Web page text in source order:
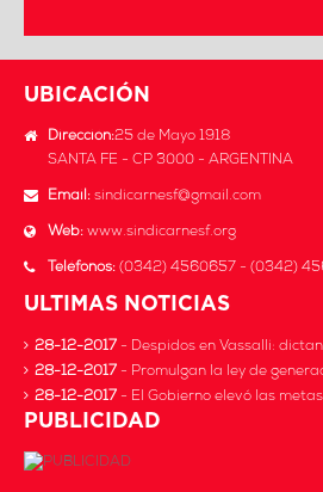
UBICACIÓN
Dirección:25 de Mayo 1918
SANTA FE - CP 3000 - ARGENTINA
Email: sindicarnesf@gmail.com
Web: www.sindicarnesf.org
Teléfonos: (0342) 4560657 - (0342)
ULTIMAS NOTICIAS
28-12-2017 - Despidos en Vassalli:
28-12-2017 - Promulgan la ley de
28-12-2017 - El Gobierno elevó las
PUBLICIDAD